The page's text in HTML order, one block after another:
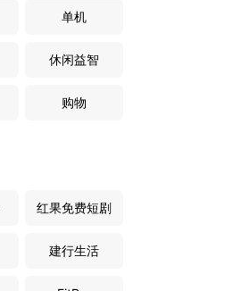
单机
休闲益智
购物
红果免费短剧
建行生活